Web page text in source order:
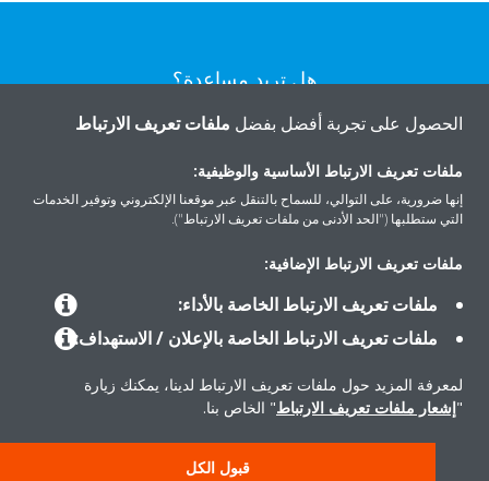
هل تريد مساعدة؟
المنتجات
حول دايكن
الحصول على تجربة أفضل بفضل ملفات تعريف الارتباط
ملفات تعريف الارتباط الأساسية والوظيفية:
إنها ضرورية، على التوالي، للسماح بالتنقل عبر موقعنا الإلكتروني وتوفير الخدمات
التي ستطلبها ("الحد الأدنى من ملفات تعريف الارتباط").
ملفات تعريف الارتباط الإضافية:
ملفات تعريف الارتباط الخاصة بالأداء:
ملفات تعريف الارتباط الخاصة بالإعلان / الاستهداف:
لمعرفة المزيد حول ملفات تعريف الارتباط لدينا، يمكنك زيارة
"إشعار ملفات تعريف الارتباط" الخاص بنا.
قبول الكل